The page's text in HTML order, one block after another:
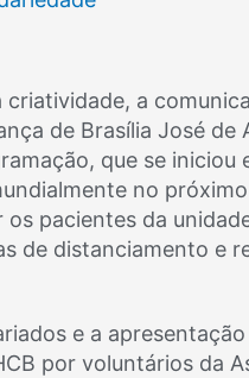
a
de Brasília José de
que se iniciou
no
pacientes da
de distanciamento e
e a
por voluntários da